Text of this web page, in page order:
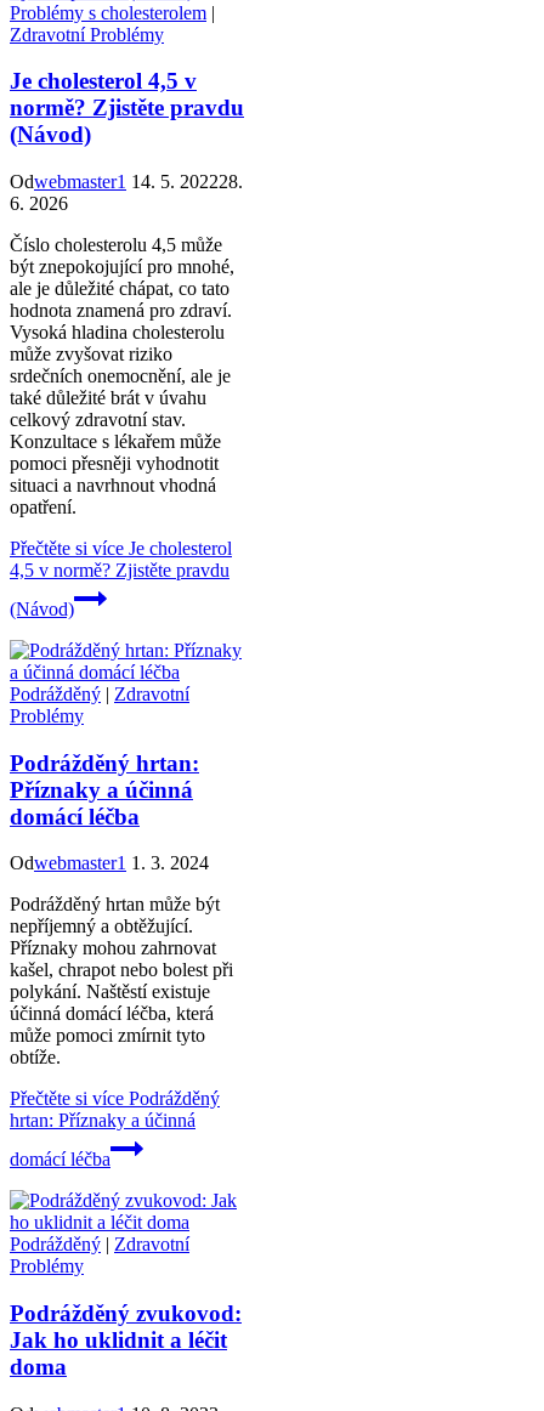
Problémy s cholesterolem |
Zdravotní Problémy
Je cholesterol 4,5 v
normě? Zjistěte pravdu
(Návod)
Odwebmaster1 14. 5. 202228.
6. 2026
Číslo cholesterolu 4,5 může
být znepokojující pro mnohé,
ale je důležité chápat, co tato
hodnota znamená pro zdraví.
Vysoká hladina cholesterolu
může zvyšovat riziko
srdečních onemocnění, ale je
také důležité brát v úvahu
celkový zdravotní stav.
Konzultace s lékařem může
pomoci přesněji vyhodnotit
situaci a navrhnout vhodná
opatření.
Přečtěte si více Je cholesterol
4,5 v normě? Zjistěte pravdu
(Návod)
Podrážděný | Zdravotní
Problémy
Podrážděný hrtan:
Příznaky a účinná
domácí léčba
Odwebmaster1 1. 3. 2024
Podrážděný hrtan může být
nepříjemný a obtěžující.
Příznaky mohou zahrnovat
kašel, chrapot nebo bolest při
polykání. Naštěstí existuje
účinná domácí léčba, která
může pomoci zmírnit tyto
obtíže.
Přečtěte si více Podrážděný
hrtan: Příznaky a účinná
domácí léčba
Podrážděný | Zdravotní
Problémy
Podrážděný zvukovod:
Jak ho uklidnit a léčit
doma